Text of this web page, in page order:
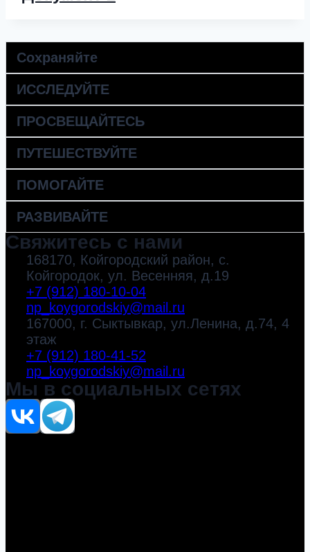
Сохраняйте
ИССЛЕДУЙТЕ
ПРОСВЕЩАЙТЕСЬ
ПУТЕШЕСТВУЙТЕ
ПОМОГАЙТЕ
РАЗВИВАЙТЕ
Свяжитесь с нами
168170, Койгородский район, с.
Койгородок, ул. Весенняя, д.19
+7 (912) 180-10-04
np_koygorodskiy@mail.ru
167000, г. Сыктывкар, ул.Ленина, д.74, 4
этаж
+7 (912) 180-41-52
np_koygorodskiy@mail.ru
Мы в социальных сетях